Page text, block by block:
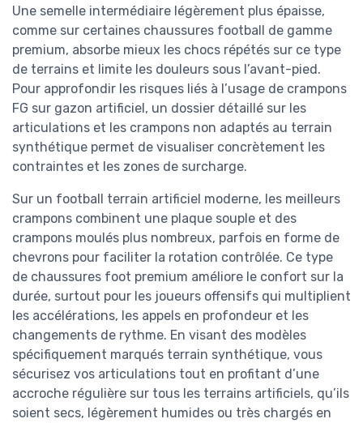
Une semelle intermédiaire légèrement plus épaisse,
comme sur certaines chaussures football de gamme
premium, absorbe mieux les chocs répétés sur ce type
de terrains et limite les douleurs sous l’avant-pied.
Pour approfondir les risques liés à l’usage de crampons
FG sur gazon artificiel, un dossier détaillé sur les
articulations et les crampons non adaptés au terrain
synthétique permet de visualiser concrètement les
contraintes et les zones de surcharge.
Sur un football terrain artificiel moderne, les meilleurs
crampons combinent une plaque souple et des
crampons moulés plus nombreux, parfois en forme de
chevrons pour faciliter la rotation contrôlée. Ce type
de chaussures foot premium améliore le confort sur la
durée, surtout pour les joueurs offensifs qui multiplient
les accélérations, les appels en profondeur et les
changements de rythme. En visant des modèles
spécifiquement marqués terrain synthétique, vous
sécurisez vos articulations tout en profitant d’une
accroche régulière sur tous les terrains artificiels, qu’ils
soient secs, légèrement humides ou très chargés en